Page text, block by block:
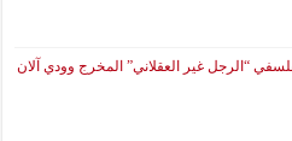
“الرجل غير العقلاني” المخرج وودي آلان